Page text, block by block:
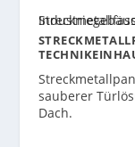
sauberer
Dach.